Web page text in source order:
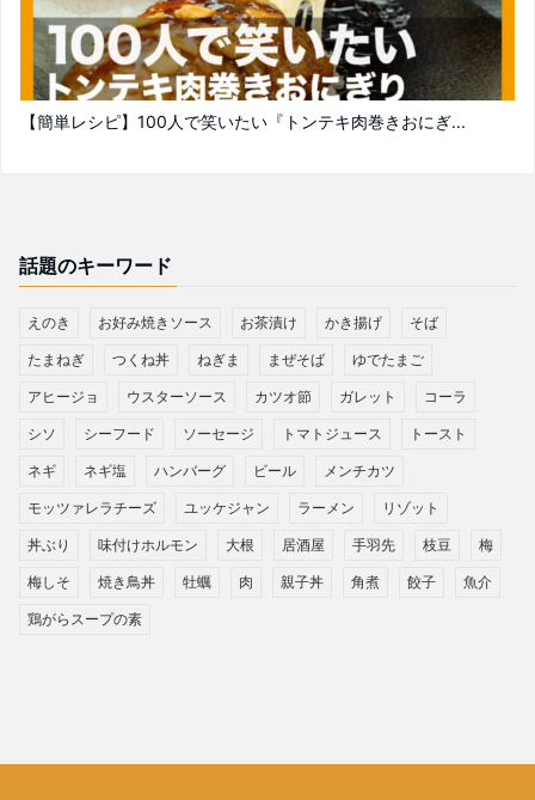
【簡単レシピ】100人で笑いたい『トンテキ肉巻きおにぎ...
話題のキーワード
えのき お好み焼きソース お茶漬け かき揚げ そば
たまねぎ つくね丼 ねぎま まぜそば ゆでたまご
アヒージョ ウスターソース カツオ節 ガレット コーラ
シソ シーフード ソーセージ トマトジュース トースト
ネギ ネギ塩 ハンバーグ ビール メンチカツ
モッツァレラチーズ ユッケジャン ラーメン リゾット
丼ぶり 味付けホルモン 大根 居酒屋 手羽先 枝豆 梅
梅しそ 焼き鳥丼 牡蠣 肉 親子丼 角煮 餃子 魚介
鶏がらスープの素